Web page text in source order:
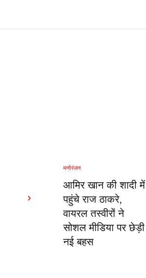
मनोरंजन
आमिर खान की शादी में
पहुंचे राज ठाकरे,
वायरल तस्वीरों ने
सोशल मीडिया पर छेड़ी
नई बहस